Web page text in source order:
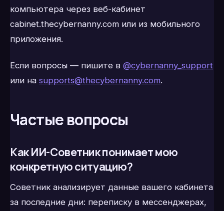
компьютера через веб-кабинет
cabinet.thecybernanny.com или из мобильного
приложения.
Если вопросы — пишите в @cybernanny_support
или на supports@thecybernanny.com.
Частые вопросы
Как ИИ-Советник понимает мою
конкретную ситуацию?
Советник анализирует данные вашего кабинета
за последние дни: переписку в мессенджерах,